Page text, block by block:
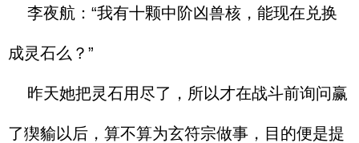
李夜航：“我有十颗中阶凶兽核，能现在兑换
成灵石么？”
昨天她把灵石用尽了，所以才在战斗前询问赢
了猰貐以后，算不算为玄符宗做事，目的便是提